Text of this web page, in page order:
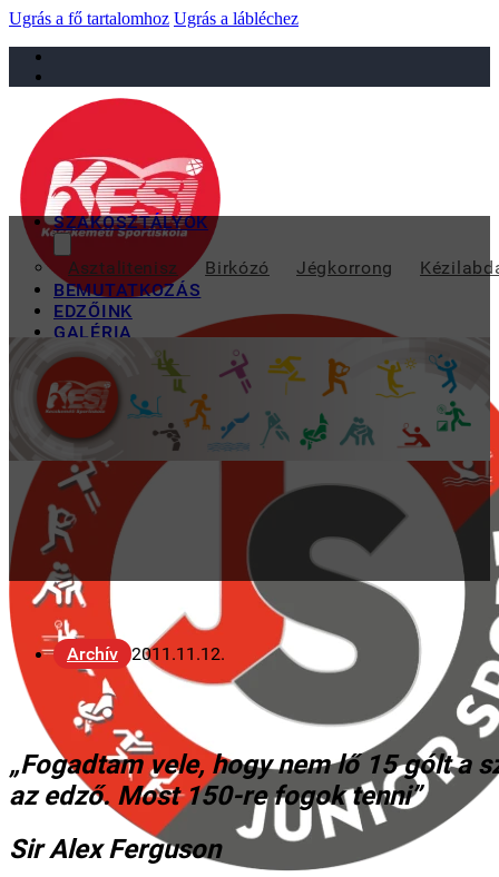
Ugrás a fő tartalomhoz Ugrás a lábléchez
sportiskola@juniorsportkft.hu
SZAKOSZTÁLYOK
Asztalitenisz Birkózó Jégkorrong
BEMUTATKOZÁS
EDZŐINK
GALÉRIA
TAO
KAPCSOLAT
Archív 2011.11.12.
„Fogadtam vele, hogy nem lő 15 gólt a
az edző. Most 150-re fogok tenni”
Sir Alex Ferguson